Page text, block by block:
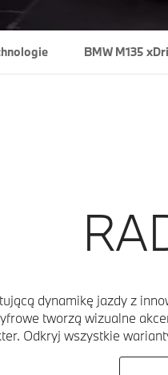
BMW M135
dynamikę jazdy z
tworzą wizualne
Odkryj wszystkie